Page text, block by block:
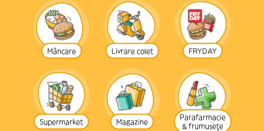
Mâncare Livrare colet FRYDAY
Supermarket Magazine
Parafarmacie
& frumusețe